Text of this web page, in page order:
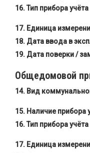
Тип прибора учёта
Единица
Дата ввода в
Дата поверки /
Общедомовой
Вид
Наличие прибора
Тип прибора учёта
Единица